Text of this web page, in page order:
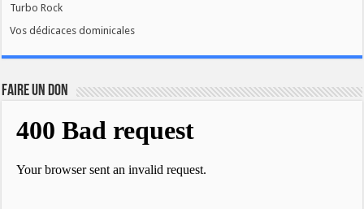
Turbo Rock
Vos dédicaces dominicales
FAIRE UN DON